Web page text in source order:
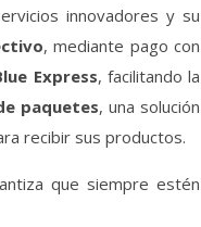
innovadores y su
, mediante pago con
Express, facilitando la
paquetes, una solución
recibir sus productos.
que siempre estén